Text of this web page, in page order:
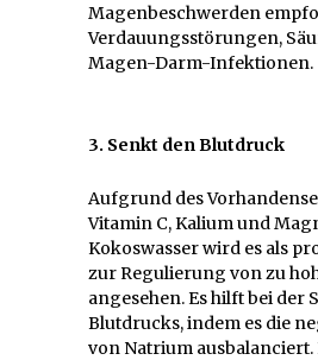
Magenbeschwerden
Verdauungsstörungen,
Magen-Darm-Infektionen.
3. Senkt den Blutdruck
Aufgrund des
Vitamin C, Kalium und
Kokoswasser wird es als
zur Regulierung von zu
angesehen. Es hilft bei der
Blutdrucks, indem es die
von Natrium ausbalanciert.